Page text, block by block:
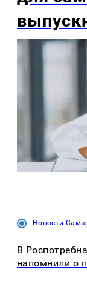
Новости
В
напомнили о